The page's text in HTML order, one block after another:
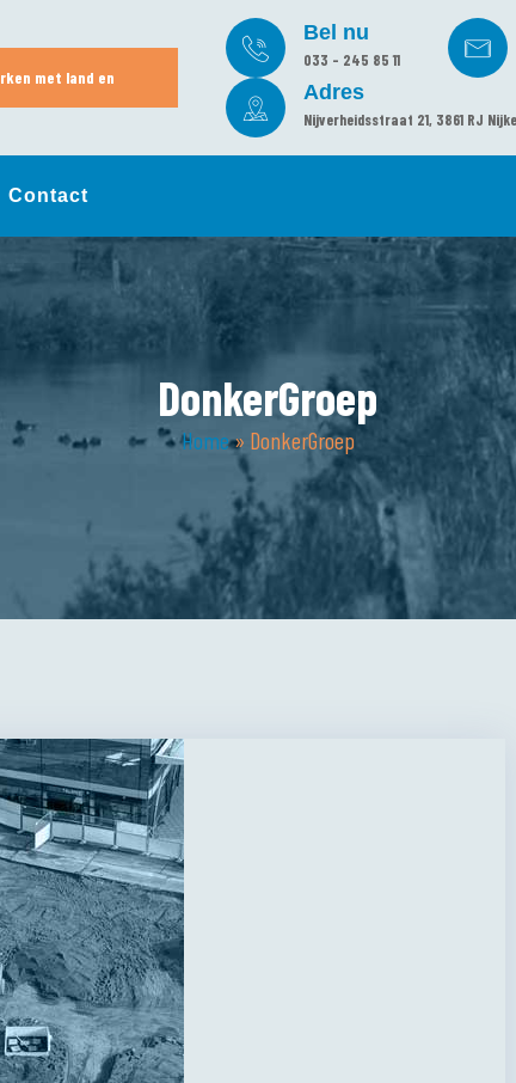
met land en
Bel nu
033 - 245 85 11
Adres
Nijverheidsstraat 21, 3861 RJ
Contact
DonkerGroep
Home» DonkerGroep